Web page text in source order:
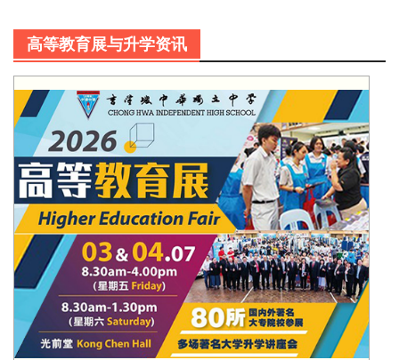
高等教育展与升学资讯